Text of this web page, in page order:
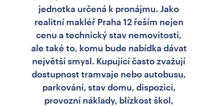
jednotka určená k pronájmu. Jako
realitní makléř Praha 12 řeším nejen
cenu a technický stav nemovitosti,
ale také to, komu bude nabídka dávat
největší smysl. Kupující často zvažují
dostupnost tramvaje nebo autobusu,
parkování, stav domu, dispozici,
provozní náklady, blízkost škol,